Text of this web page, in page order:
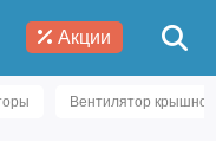
Акции
Вентилятор